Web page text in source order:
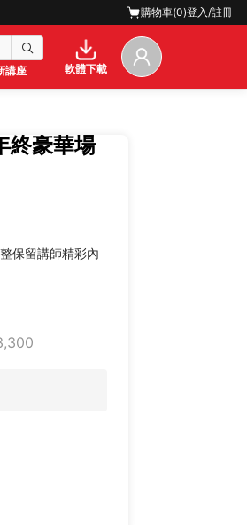
購物車(0)登入/註冊
講座 軟體下載
終豪華場
保留講師精彩內